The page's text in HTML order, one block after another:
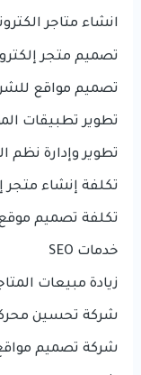
انشاء متاجر
تصميم متجر
تصميم مواقع
تطوير تطبيقات
تطوير وإدارة نظم
تكلفة إنشاء متجر
تكلفة تصميم موقع
خدمات SEO
زيادة مبيعات
شركة تحسين
شركة تصميم